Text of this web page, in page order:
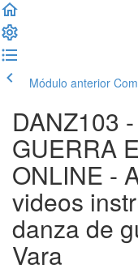
Módulo anterior
DANZ103
GUERRA
ONLINE -
videos
danza de
Vara